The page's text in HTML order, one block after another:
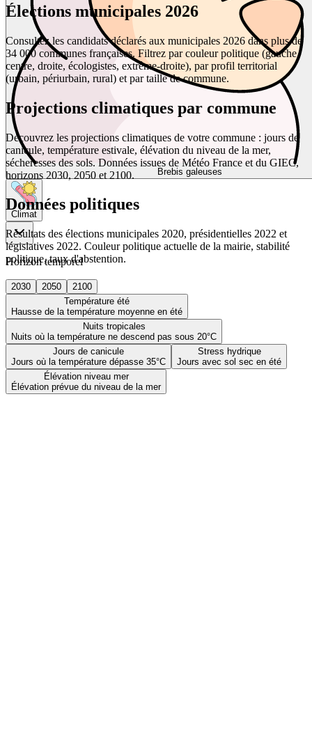
Brebis galeuses
Climat
Horizon temporel
2030 2050
2100
Température été
Hausse de la température moyenne en été
Nuits tropicales
Nuits où la température ne descend pas sous 20°C
Jours de canicule
Jours où la température dépasse 35°C
Stress hydrique
Jours avec sol sec en été
Élévation niveau mer
Élévation prévue du niveau de la mer
Élections municipales 2026
Consultez les candidats déclarés aux municipales 2026 dans plus de
34 000 communes françaises. Filtrez par couleur politique (gauche,
centre, droite, écologistes, extrême-droite), par profil territorial
(urbain, périurbain, rural) et par taille de commune.
Projections climatiques par commune
Découvrez les projections climatiques de votre commune : jours de
canicule, température estivale, élévation du niveau de la mer,
sécheresses des sols. Données issues de Météo France et du GIEC,
horizons 2030, 2050 et 2100.
Données politiques
Résultats des élections municipales 2020, présidentielles 2022 et
législatives 2022. Couleur politique actuelle de la mairie, stabilité
politique, taux d'abstention.